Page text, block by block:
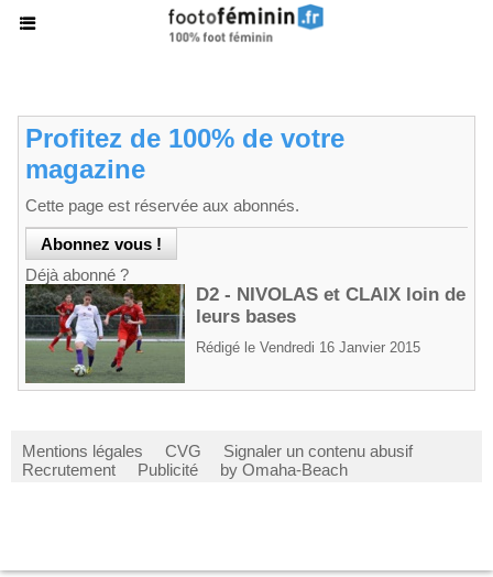
Profitez de 100% de votre
magazine
Cette page est réservée aux abonnés.
Déjà abonné ?
D2 - NIVOLAS et CLAIX loin de
leurs bases
Rédigé le Vendredi 16 Janvier 2015
Mentions légales CVG
Signaler un contenu abusif
Recrutement
Publicité by Omaha-Beach